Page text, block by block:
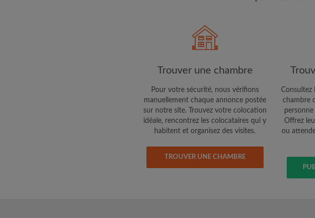
Trouver une chambre
Pour votre sécurité, nous vérifions
manuellement chaque annonce postée
sur notre site. Trouvez votre colocation
idéale, rencontrez les colocataires qui y
habitent et organisez des visites.
TROUVER UNE CHAMBRE
Consultez
chambre
Offrez
ou